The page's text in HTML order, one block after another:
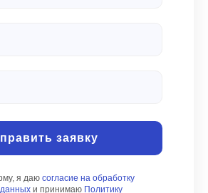
заявку
я даю согласие на обработку
и принимаю Политику